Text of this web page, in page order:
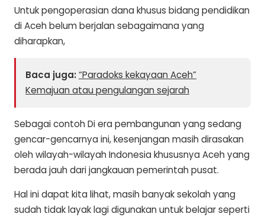
Untuk pengoperasian dana khusus bidang pendidikan
di Aceh belum berjalan sebagaimana yang
diharapkan,
Baca juga:“Paradoks kekayaan Aceh”
Kemajuan atau pengulangan sejarah
Sebagai contoh Di era pembangunan yang sedang
gencar-gencarnya ini, kesenjangan masih dirasakan
oleh wilayah-wilayah Indonesia khususnya Aceh yang
berada jauh dari jangkauan pemerintah pusat.
Hal ini dapat kita lihat, masih banyak sekolah yang
sudah tidak layak lagi digunakan untuk belajar seperti